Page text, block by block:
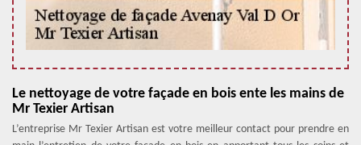
Le nettoyage de votre façade en bois ente les mains de
Mr Texier Artisan
L’entreprise Mr Texier Artisan est votre meilleur contact pour prendre en